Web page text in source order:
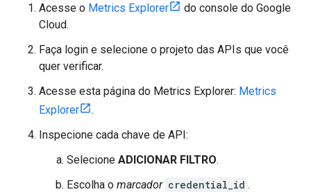
Acesse o Metrics Explorer
do console do Google
Cloud.
Faça login e selecione o projeto das APIs que você
quer verificar.
Acesse esta página do Metrics Explorer: Metrics
Explorer
.
Inspecione cada chave de API:
Selecione ADICIONAR FILTRO.
Escolha o marcador credential_id .